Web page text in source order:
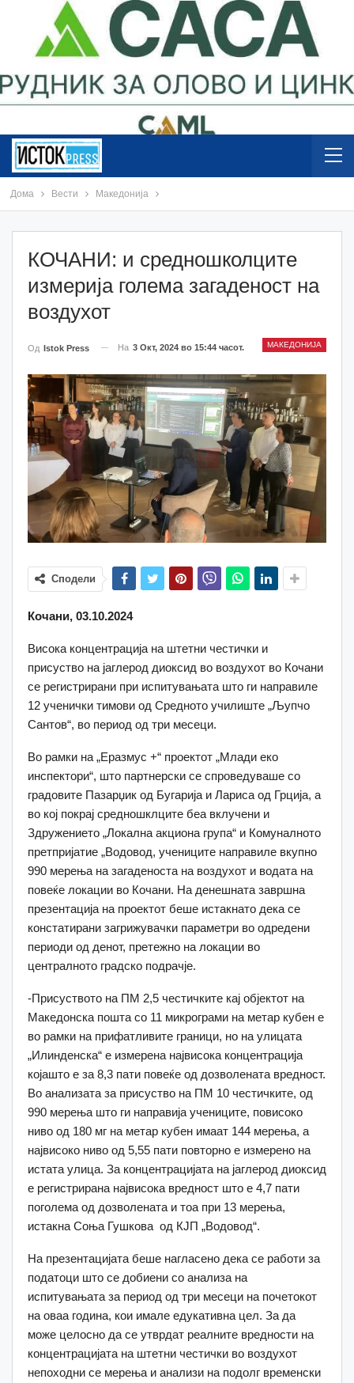
Дома Вести Македонија
КОЧАНИ: и средношколците
измерија голема загаденост на
воздухот
МАКЕДОНИЈА
Од Istok Press На 3 Окт, 2024 во 15:44 часот.
Сподели
Кочани, 03.10.2024
Висока концентрација на штетни честички и
присуство на јаглерод диоксид во воздухот во Кочани
се регистрирани при испитувањата што ги направиле
12 ученички тимови од Средното училиште „Љупчо
Сантов“, во период од три месеци.
Во рамки на „Еразмус +“ проектот „Млади еко
инспектори“, што партнерски се спроведуваше со
градовите Пазарџик од Бугарија и Лариса од Грција, а
во кој покрај средношклците беа вклучени и
Здружението „Локална акциона група“ и Комуналното
претпријатие „Водовод, учениците направиле вкупно
990 мерења на загаденоста на воздухот и водата на
повеќе локации во Кочани. На денешната завршна
презентација на проектот беше истакнато дека се
констатирани загрижувачки параметри во одредени
периоди од денот, претежно на локации во
централното градско подрачје.
-Присуството на ПМ 2,5 честичките кај објектот на
Македонска пошта со 11 микрограми на метар кубен е
во рамки на прифатливите граници, но на улицата
„Илинденска“ е измерена највисока концентрација
којашто е за 8,3 пати повеќе од дозволената вредност.
Во анализата за присуство на ПМ 10 честичките, од
990 мерења што ги направија учениците, повисоко
ниво од 180 мг на метар кубен имаат 144 мерења, а
највисоко ниво од 5,55 пати повторно е измерено на
истата улица. За концентрацијата на јаглерод диоксид
е регистрирана највисока вредност што е 4,7 пати
поголема од дозволената и тоа при 13 мерења,
истакна Соња Гушкова од КЈП „Водовод“.
На презентацијата беше нагласено дека се работи за
податоци што се добиени со анализа на
испитувањата за период од три месеци на почетокот
на оваа година, кои имале едукативна цел. За да
може целосно да се утврдат реалните вредности на
концентрацијата на штетни честички во воздухот
непоходни се мерења и анализи на подолг временски